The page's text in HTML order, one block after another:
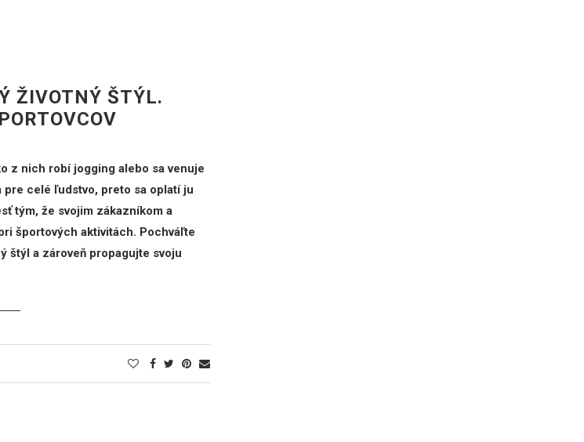
ŽIVOTNÝ ŠTÝL.
z nich robí jogging alebo sa venuje
celé ľudstvo, preto sa oplatí ju
tým, že svojim zákazníkom a
športových aktivitách. Pochváľte
štýl a zároveň propagujte svoju